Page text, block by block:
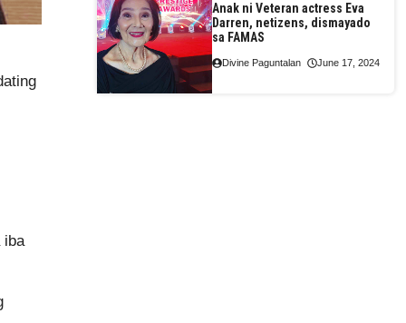
iba
Anak ni Veteran actress Eva
Darren, netizens, dismayado
sa FAMAS
Divine Paguntalan June 17, 2024